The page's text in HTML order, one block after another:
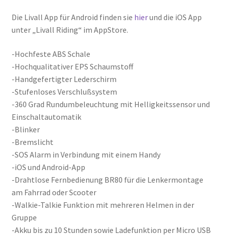
Die Livall App für Android finden sie hierund die iOS App
unter „Livall Riding“ im AppStore.
-Hochfeste ABS Schale
-Hochqualitativer EPS Schaumstoff
-Handgefertigter Lederschirm
-Stufenloses Verschlußsystem
-360 Grad Rundumbeleuchtung mit Helligkeitssensor und
Einschaltautomatik
-Blinker
-Bremslicht
-SOS Alarm in Verbindung mit einem Handy
-iOS und Android-App
-Drahtlose Fernbedienung BR80 für die Lenkermontage
am Fahrrad oder Scooter
-Walkie-Talkie Funktion mit mehreren Helmen in der
Gruppe
-Akku bis zu 10 Stunden sowie Ladefunktion per Micro USB